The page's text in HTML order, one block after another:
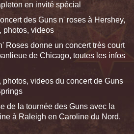
en invité spécial
des Guns n' roses à Hershey,
photos, videos
Roses donne un concert très court
de Chicago, toutes les infos
photos, videos du concert de Guns
de la tournée des Guns avec la
à Raleigh en Caroline du Nord,